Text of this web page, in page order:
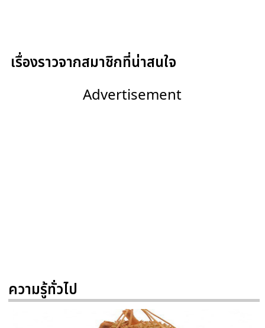
เรื่องราวจากสมาชิกที่น่าสนใจ
Advertisement
ความรู้ทั่วไป